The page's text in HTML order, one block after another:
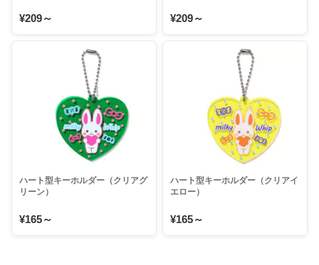
¥209～ ¥209～
ハート型キーホルダー（クリアグ
リーン）
¥165～
ハート型キーホルダー（クリアイ
エロー）
¥165～